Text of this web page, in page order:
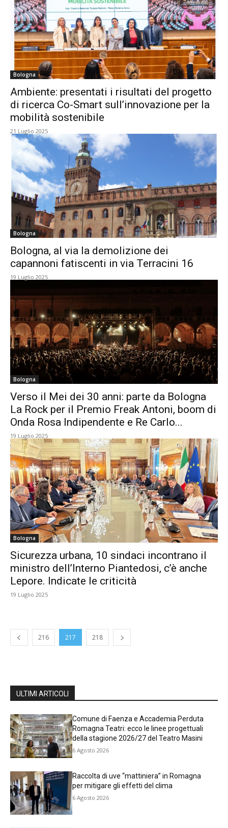
Bologna
Ambiente: presentati i risultati del progetto
di ricerca Co-Smart sull’innovazione per la
mobilità sostenibile
21 Luglio 2025
Bologna
Bologna, al via la demolizione dei
capannoni fatiscenti in via Terracini 16
19 Luglio 2025
Bologna
Verso il Mei dei 30 anni: parte da Bologna
La Rock per il Premio Freak Antoni, boom di
Onda Rosa Indipendente e Re Carlo...
19 Luglio 2025
Bologna
Sicurezza urbana, 10 sindaci incontrano il
ministro dell’Interno Piantedosi, c’è anche
Lepore. Indicate le criticità
19 Luglio 2025
216 217 218
ULTIMI ARTICOLI
Comune di Faenza e Accademia Perduta
Romagna Teatri: ecco le linee progettuali
della stagione 2026/27 del Teatro Masini
6 Agosto 2026
Raccolta di uve “mattiniera” in Romagna
per mitigare gli effetti del clima
6 Agosto 2026